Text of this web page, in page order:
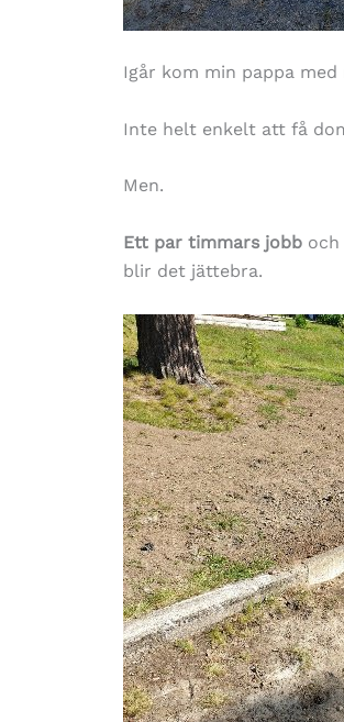
Igår kom min pappa med
Inte helt enkelt att få
Men.
Ett par timmars jobb och
blir det jättebra.